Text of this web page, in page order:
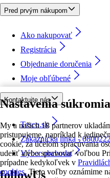
Nastavenia súkromia
My a našich 18 partnerov
pristupujeme, napríklad k
cookie, za účelom spracúvania
udeliť alebo spravovať voľbou
prípadne kedykoľvek v
cookies. Tieto voľby oznámime
Pred prvým nákupom
Ako nakupovať
Registrácia
Objednanie doručenia
Moje obľúbené
Kontaktujte nás
Tesco.sk
Zákaznícka linka -
Výber obchodu
followUs